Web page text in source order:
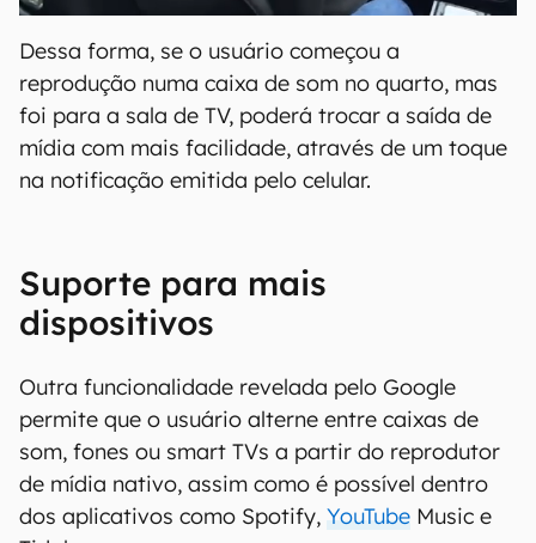
Dessa forma, se o usuário começou a
reprodução numa caixa de som no quarto, mas
foi para a sala de TV, poderá trocar a saída de
mídia com mais facilidade, através de um toque
na notificação emitida pelo celular.
Suporte para mais
dispositivos
Outra funcionalidade revelada pelo Google
permite que o usuário alterne entre caixas de
som, fones ou smart TVs a partir do reprodutor
de mídia nativo, assim como é possível dentro
dos aplicativos como Spotify, YouTube Music e